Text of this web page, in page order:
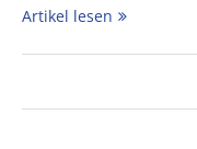
Artikel lesen